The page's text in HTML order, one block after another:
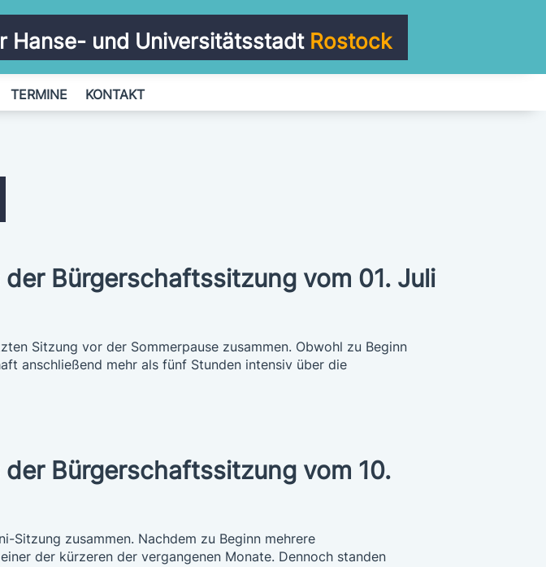
Hanse- und Universitätsstadt Rostock
TERMINE KONTAKT
Bürgerschaftssitzung vom 01. Juli
Sitzung vor der Sommerpause zusammen. Obwohl zu Beginn
anschließend mehr als fünf Stunden intensiv über die
Bürgerschaftssitzung vom 10.
Sitzung zusammen. Nachdem zu Beginn mehrere
der kürzeren der vergangenen Monate. Dennoch standen